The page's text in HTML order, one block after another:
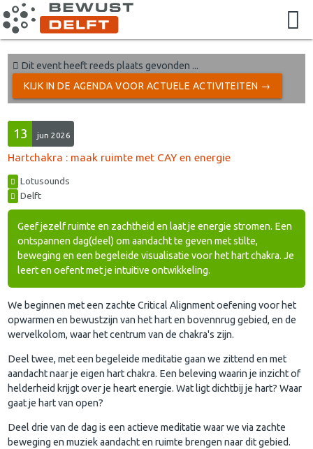
Dit event heeft reeds plaats gevonden ...
KIJK IN DE AGENDA VOOR ACTUELE ACTIVITEITEN →
13 jun 2026
Hartchakra : maak ruimte met CAY en energie
Lotusounds
Delft
Geef jezelf ruimte en zachtheid en laat je energie stromen. Een
ontspannen dag(deel) om aandacht te geven met stilte,
beweging en een begeleide visualisatie voor het hart chakra. Je
leert en oefent met je intuitive ontwikkeling.
We beginnen met een zachte Critical Alignment oefening voor het
opwarmen en bewustzijn van het hart en bovennrug gebied, en de
wervelkolom, waar het centrum van de chakra's zijn.
Deel twee, met een begeleide meditatie gaan we zittend en met
aandacht naar je eigen hart chakra. Een beleving waarin je inzicht of
helderheid krijgt over je heart energie. Wat ligt dichtbij je hart? Waar
gaat je hart van open?
Deel drie van de dag is een actieve meditatie waar we via zachte
beweging en muziek aandacht en ruimte brengen naar dit gebied.